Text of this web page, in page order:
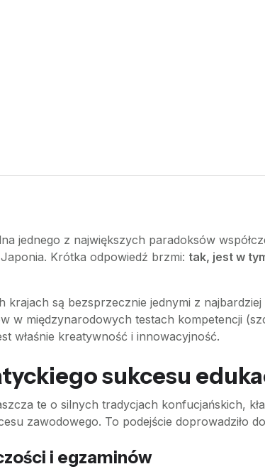
jednego z największych paradoksów
Krótka odpowiedź brzmi: tak, jest w
krajach są bezsprzecznie jednymi z
w międzynarodowych testach kompetencji
właśnie kreatywność i innowacyjność.
sukcesu
te o silnych tradycjach konfucjańskich,
zawodowego. To podejście doprowadziło
i egzaminów